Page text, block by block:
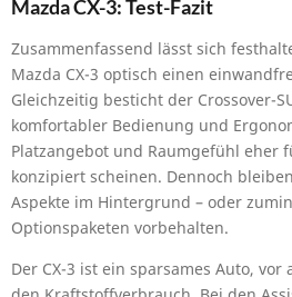
Mazda CX-3: Test-Fazit
Zusammenfassend lässt sich
Mazda CX-3 optisch einen
Gleichzeitig besticht der Crossover-
komfortabler Bedienung und
Platzangebot und Raumgefühl eher
konzipiert scheinen. Dennoch
Aspekte im Hintergrund – oder
Optionspaketen vorbehalten.
Der CX-3 ist ein sparsames Auto,